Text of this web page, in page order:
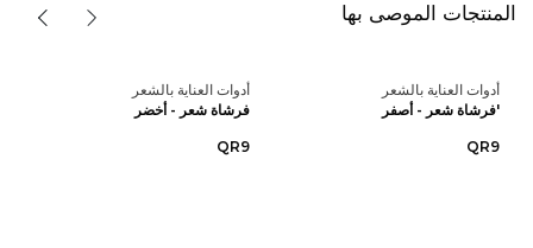
المنتجات الموصى بها
أدوات العناية بالشعر
'فرشاة شعر - أصفر
QR9
أدوات العناية بالشعر
فرشاة شعر - أخضر
QR9